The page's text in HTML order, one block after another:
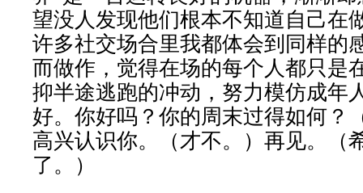
望没人发现他们根本不知道自己在
许多社交场合里我都体会到同样的
而做作，觉得在场的每个人都只是
抑半途逃跑的冲动，努力模仿成年
好。你好吗？你的周末过得如何？
高兴认识你。（才不。）再见。（
了。）